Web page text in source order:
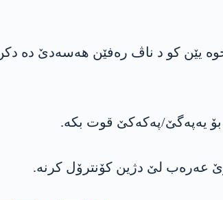
یێن کو د ناڤ رەفێن هه‌سه‌دێ دە
بۆ یه‌په‌گێ/په‌كه‌كێ قوت بکە.